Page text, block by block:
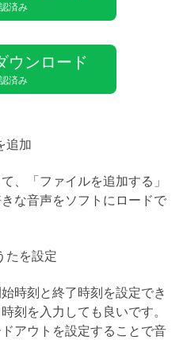
済み
ウンロード
済み
追加
、「ファイルを追加する」
な音声をソフトにロードで
たを設定
時刻と終了時刻を設定でき
刻を入力しても良いです。
アウトを設定することで音